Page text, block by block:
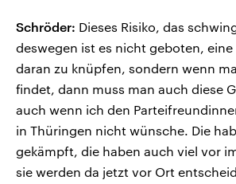
Schröder: Dieses Risiko, das
deswegen ist es nicht geboten,
daran zu knüpfen, sondern wenn
findet, dann muss man auch diese
auch wenn ich den
in Thüringen nicht wünsche. Die
gekämpft, die haben auch viel vor
sie werden da jetzt vor Ort